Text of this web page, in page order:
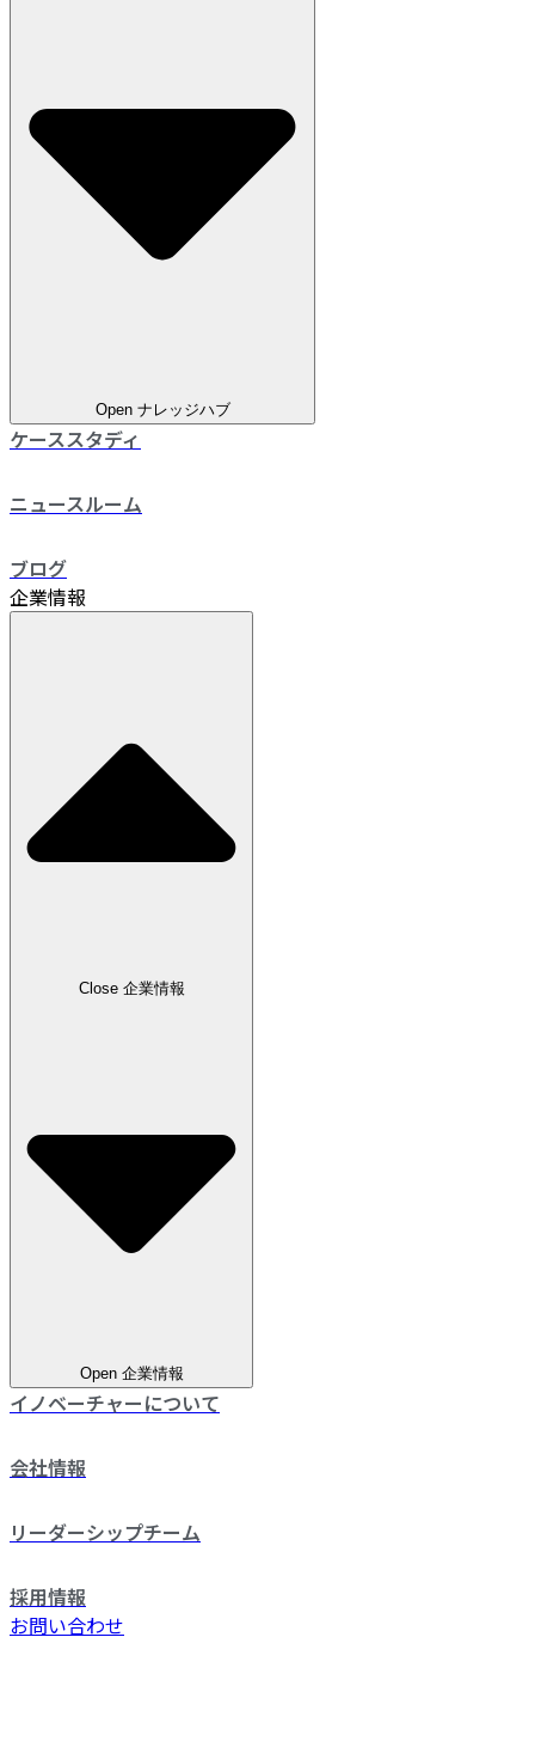
Open ナレッジハブ
ケーススタディ
ニュースルーム
ブログ
企業情報
Close 企業情報
Open 企業情報
イノベーチャーについて
会社情報
リーダーシップチーム
採用情報
お問い合わせ